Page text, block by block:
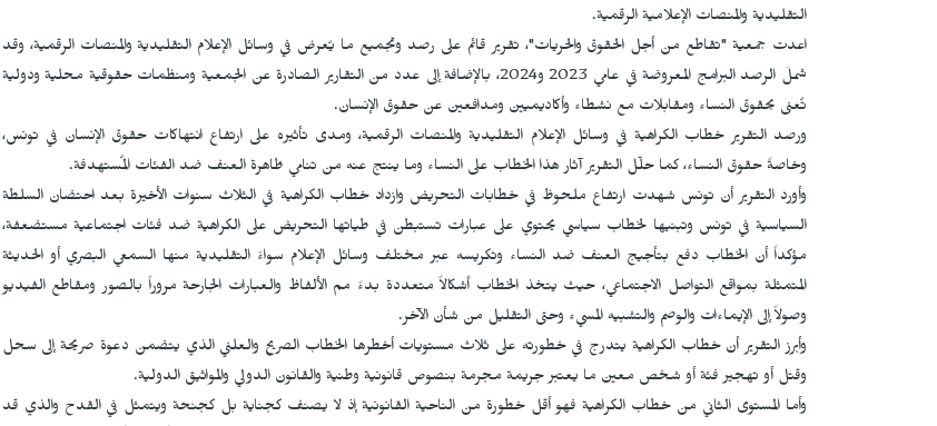
التقليدية والمنصات الإعلامية الرقمية.
اعدت جمعية "تقاطع من أجل الحقوق والحريات"، تقرير قائم على رصد وتجميع ما يُعرض في وسائل الإعلام التقليدية والمنصات الرقمية، وقد
شملَ الرصد البرامج المعروضة في عامي 2023 و2024، بالإضافة إلى عدد من التقارير الصادرة عن الجمعية ومنظمات حقوقية محلية ودولية
تُعنى بحقوق النساء ومقابلات مع نشطاء وأكاديميين ومدافعين عن حقوق الإنسان.
ورصد التقرير خطاب الكراهية في وسائل الإعلام التقليدية والمنصات الرقمية، ومدى تأثيره على ارتفاع انتهاكات حقوق الإنسان في تونس،
وخاصةً حقوق النساء، كما حلّل التقرير آثار هذا الخطاب على النساء وما ينتج عنه من تنامي ظاهرة العنف ضد الفئات المُستهدفة.
وأورد التقرير أن تونس شهدت ارتفاع ملحوظ في خطابات التحريض وازداد خطاب الكراهية في الثلاث سنوات الأخيرة بعد احتضان السلطة
السياسية في تونس وتبنيها لخطاب سياسي يحتوي على عبارات تستبطن في طياتها التحريض على الكراهية ضد فئات اجتماعية مستضعفة،
مؤكداً أن الخطاب دفع بتأجيج العنف ضد النساء وتكريسه عبر مختلف وسائل الإعلام سواءً التقليدية منها السمعي البصري أو الحديثة
المتمثلة بمواقع التواصل الاجتماعي، حيث يتخذ الخطاب أشكالاً متعددة بدءً مم الألفاظ والعبارات الجارحة مروراً بالصور ومقاطع الفيديو
وصولاً إلى الإيماءات والوصم والتشبيه المسيء وحتى التقليل من شأن الآخر.
وأبرز التقرير أن خطاب الكراهية يتدرج في خطورته على ثلاث مستويات أخطرها الخطاب الصريح والعلني الذي يتضمن دعوة صريحة إلى سحل
وقتل أو تهجير فئة أو شخص معين ما يعتبر جريمة مجرمة بنصوص قانونية وطنية والقانون الدولي والمواثيق الدولية.
وأما المستوى الثاني من خطاب الكراهية فهو أقل خطورة من الناحية القانونية إذ لا يصنف كجناية بل كجنحة ويتمثل في القدح والذي قد